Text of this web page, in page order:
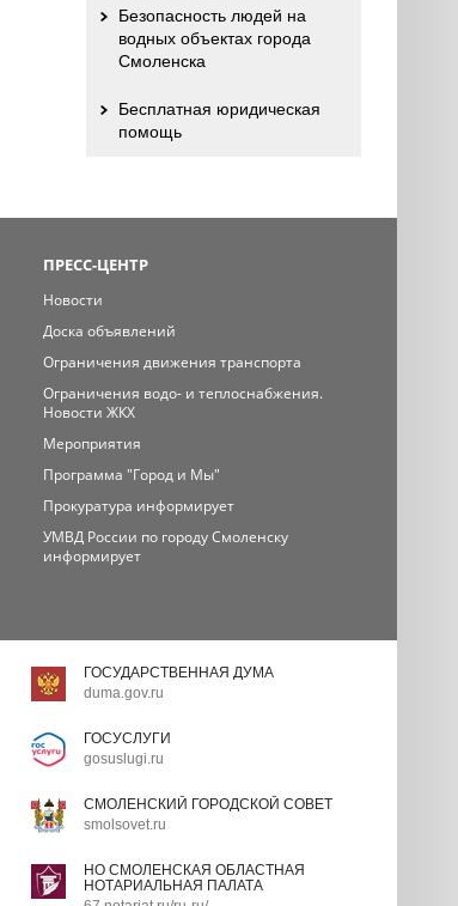
Безопасность людей на
водных объектах города
Смоленска
Бесплатная юридическая
помощь
ПРЕСС-ЦЕНТР
Новости
Доска объявлений
Ограничения движения транспорта
Ограничения водо- и теплоснабжения.
Новости ЖКХ
Мероприятия
Программа "Город и Мы"
Прокуратура информирует
УМВД России по городу Смоленску
информирует
ГОСУДАРСТВЕННАЯ ДУМА
duma.gov.ru
ГОСУСЛУГИ
gosuslugi.ru
СМОЛЕНСКИЙ ГОРОДСКОЙ СОВЕТ
smolsovet.ru
НО СМОЛЕНСКАЯ ОБЛАСТНАЯ
НОТАРИАЛЬНАЯ ПАЛАТА